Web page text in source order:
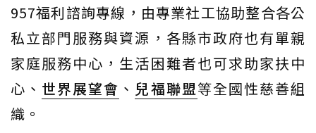
957福利諮詢專線，由專業社工協助整合各公
私立部門服務與資源，各縣市政府也有單親
家庭服務中心，生活困難者也可求助家扶中
心、 世界展望會 、 兒福聯盟等全國性慈善組
織。